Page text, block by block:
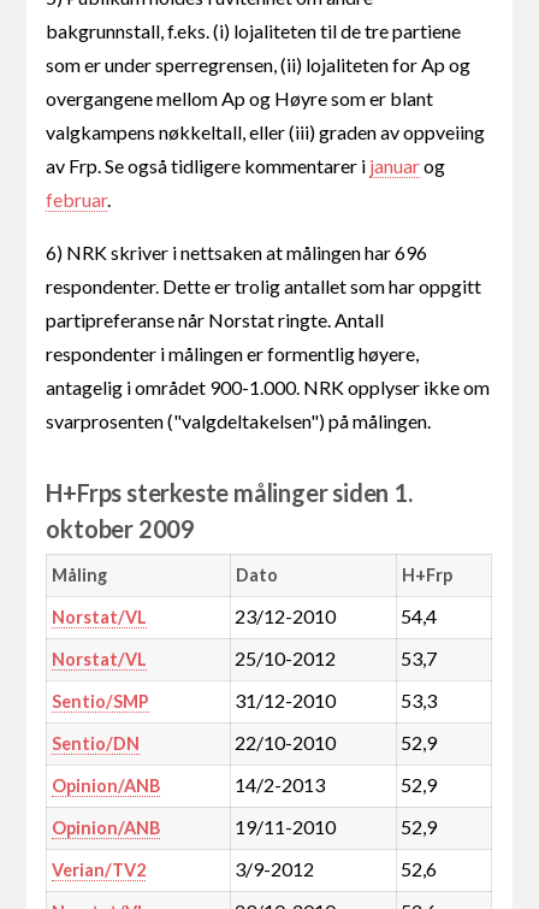
bakgrunnstall, f.eks. (i) lojaliteten til de tre partiene
som er under sperregrensen, (ii) lojaliteten for Ap og
overgangene mellom Ap og Høyre som er blant
valgkampens nøkkeltall, eller (iii) graden av oppveiing
av Frp. Se også tidligere kommentarer i januarog
februar.
6) NRK skriver i nettsaken at målingen har 696
respondenter. Dette er trolig antallet som har oppgitt
partipreferanse når Norstat ringte. Antall
respondenter i målingen er formentlig høyere,
antagelig i området 900-1.000. NRK opplyser ikke om
svarprosenten ("valgdeltakelsen") på målingen.
H+Frps sterkeste målinger siden 1.
oktober 2009
Måling Dato H+Frp
Norstat/VL 23/12-2010 54,4
Norstat/VL 25/10-2012 53,7
Sentio/SMP 31/12-2010 53,3
Sentio/DN 22/10-2010 52,9
Opinion/ANB 14/2-2013 52,9
Opinion/ANB 19/11-2010 52,9
Verian/TV2 3/9-2012 52,6